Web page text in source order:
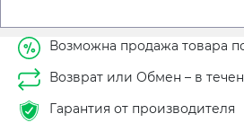
Возможна продажа товара
Возврат или Обмен – в
Гарантия от производителя